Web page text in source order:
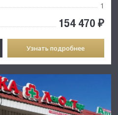
1
154 470 ₽
Узнать подробнее